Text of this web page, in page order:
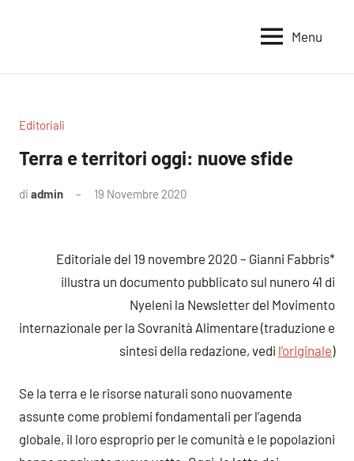
per
Terra
Sovranità
Menu
Editoriali
Terra e territori oggi: nuove sfide
di admin 19 Novembre 2020
Editoriale del 19 novembre 2020 – Gianni Fabbris*
illustra un documento pubblicato sul nunero 41 di
Nyeleni la Newsletter del Movimento
internazionale per la Sovranità Alimentare (traduzione e
sintesi della redazione, vedi l’originale)
Se la terra e le risorse naturali sono nuovamente
assunte come problemi fondamentali per l’agenda
globale, il loro esproprio per le comunità e le popolazioni